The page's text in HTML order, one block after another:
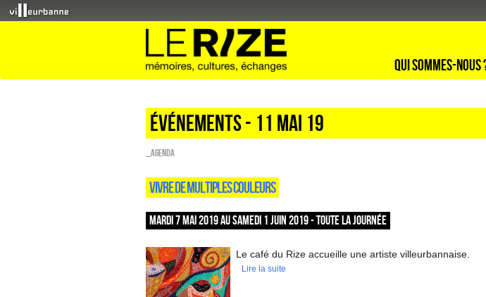
Qui sommes-nous
Événements - 11 Mai 19
_Agenda
VIVRE DE MULTIPLES COULEURS
MARDI 7 MAI 2019 AU SAMEDI 1 JUIN 2019 - TOUTE LA JOURNÉE
Le café du Rize accueille une artiste villeurbannaise.
Lire la suite